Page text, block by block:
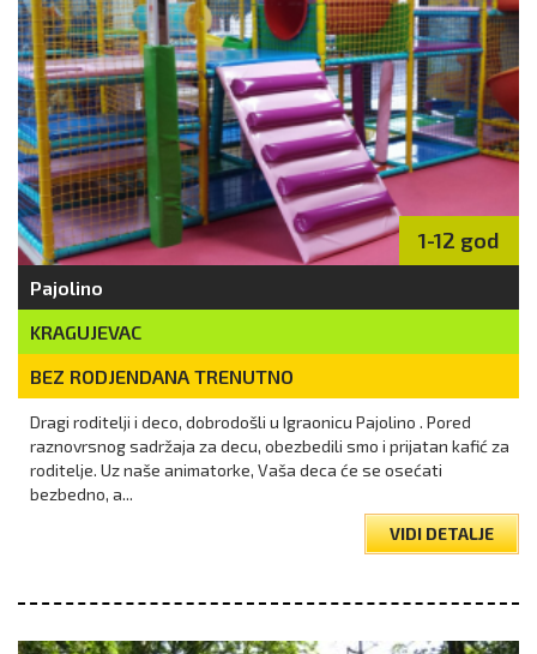
1-12 god
Pajolino
KRAGUJEVAC
BEZ RODJENDANA TRENUTNO
Dragi roditelji i deco, dobrodošli u Igraonicu Pajolino . Pored
raznovrsnog sadržaja za decu, obezbedili smo i prijatan kafić za
roditelje. Uz naše animatorke, Vaša deca će se osećati
bezbedno, a...
VIDI DETALJE